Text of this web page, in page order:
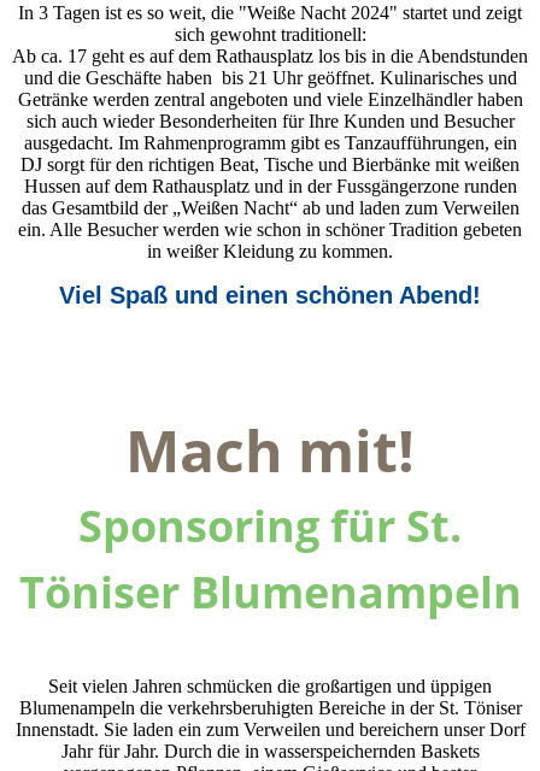
In 3 Tagen ist es so weit, die "Weiße Nacht 2024" startet und zeigt
sich gewohnt traditionell:
Ab ca. 17 geht es auf dem Rathausplatz los bis in die Abendstunden
und die Geschäfte haben bis 21 Uhr geöffnet. Kulinarisches und
Getränke werden zentral angeboten und viele Einzelhändler haben
sich auch wieder Besonderheiten für Ihre Kunden und Besucher
ausgedacht. Im Rahmenprogramm gibt es Tanzaufführungen, ein
DJ sorgt für den richtigen Beat, Tische und Bierbänke mit weißen
Hussen auf dem Rathausplatz und in der Fussgängerzone runden
das Gesamtbild der „Weißen Nacht“ ab und laden zum Verweilen
ein. Alle Besucher werden wie schon in schöner Tradition gebeten
in weißer Kleidung zu kommen.
Viel Spaß und einen schönen Abend!
Mach mit!
Sponsoring für St.
Töniser Blumenampeln
Seit vielen Jahren schmücken die großartigen und üppigen
Blumenampeln die verkehrsberuhigten Bereiche in der St. Töniser
Innenstadt. Sie laden ein zum Verweilen und bereichern unser Dorf
Jahr für Jahr. Durch die in wasserspeichernden Baskets